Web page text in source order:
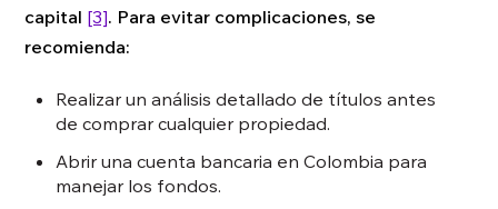
capital [3]. Para evitar complicaciones, se
recomienda:
Realizar un análisis detallado de títulos antes
de comprar cualquier propiedad.
Abrir una cuenta bancaria en Colombia para
manejar los fondos.